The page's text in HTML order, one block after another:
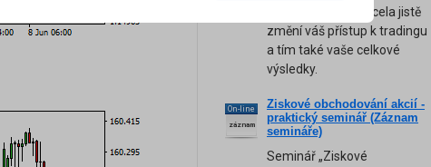
unikátní seminář zcela jistě
změní váš přístup k tradingu
a tím také vaše celkové
výsledky.
On-line
záznam
Ziskové obchodování akcií -
praktický seminář (Záznam
semináře)
Seminář „Ziskové